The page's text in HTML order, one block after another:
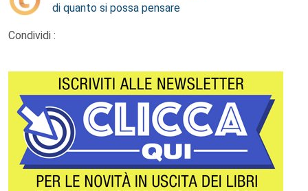
di quanto si possa pensare
Condividi :